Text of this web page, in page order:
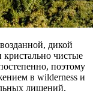
дикой
кристально чистые
поэтому
в wilderness и
лишений.